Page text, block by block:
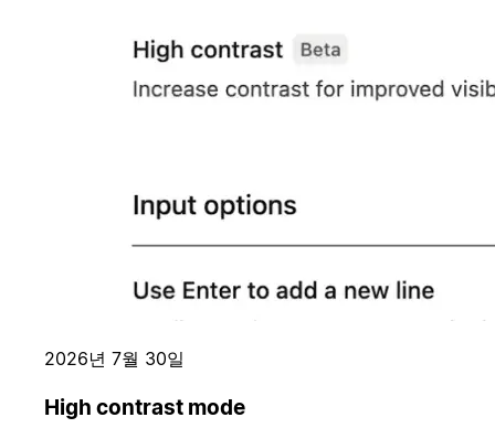
2026년 7월 30일
High contrast mode